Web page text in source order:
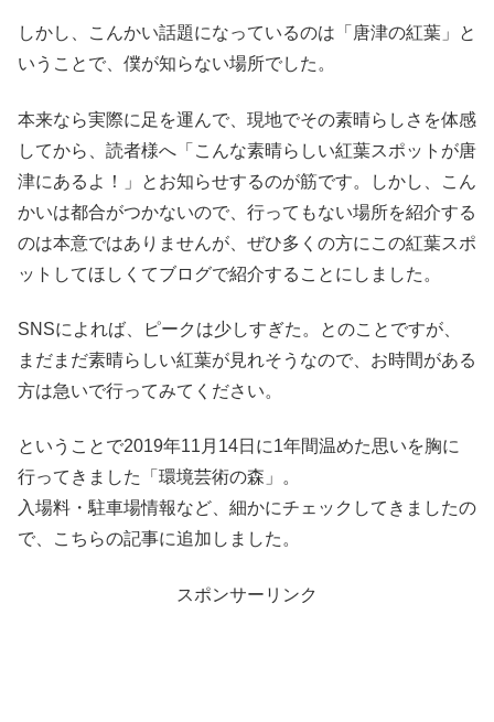
しかし、こんかい話題になっているのは「唐津の紅葉」と
いうことで、僕が知らない場所でした。
本来なら実際に足を運んで、現地でその素晴らしさを体感
してから、読者様へ「こんな素晴らしい紅葉スポットが唐
津にあるよ！」とお知らせするのが筋です。しかし、こん
かいは都合がつかないので、行ってもない場所を紹介する
のは本意ではありませんが、ぜひ多くの方にこの紅葉スポ
ットしてほしくてブログで紹介することにしました。
SNSによれば、ピークは少しすぎた。とのことですが、
まだまだ素晴らしい紅葉が見れそうなので、お時間がある
方は急いで行ってみてください。
ということで2019年11月14日に1年間温めた思いを胸に
行ってきました「環境芸術の森」。
入場料・駐車場情報など、細かにチェックしてきましたの
で、こちらの記事に追加しました。
スポンサーリンク